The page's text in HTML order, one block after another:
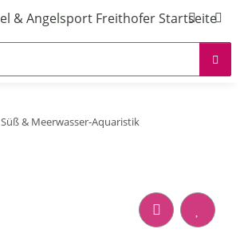
Süß & Meerwasser-Aquaristik